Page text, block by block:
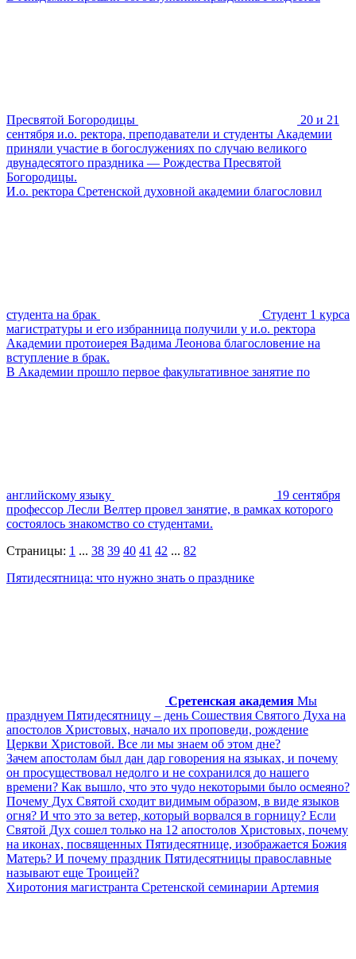
Пресвятой Богородицы
20 и 21
сентября и.о. ректора, преподаватели и студенты Академии
приняли участие в богослужениях по случаю великого
двунадесятого праздника — Рождества Пресвятой
Богородицы.
И.о. ректора Сретенской духовной академии благословил
студента на брак
Студент 1 курса
магистратуры и его избранница получили у и.о. ректора
Академии протоиерея Вадима Леонова благословение на
вступление в брак.
В Академии прошло первое факультативное занятие по
английскому языку
19 сентября
профессор Лесли Велтер провел занятие, в рамках которого
состоялось знакомство со студентами.
Страницы: 1 ... 38 39 40 41 42 ... 82
Пятидесятница: что нужно знать о празднике
Сретенская академия Мы
празднуем Пятидесятницу – день Сошествия Святого Духа на
апостолов Христовых, начало их проповеди, рождение
Церкви Христовой. Все ли мы знаем об этом дне?
Зачем апостолам был дан дар говорения на языках, и почему
он просуществовал недолго и не сохранился до нашего
времени? Как вышло, что это чудо некоторыми было осмеяно?
Почему Дух Святой сходит видимым образом, в виде языков
огня? И что это за ветер, который ворвался в горницу? Если
Святой Дух сошел только на 12 апостолов Христовых, почему
на иконах, посвященных Пятидесятнице, изображается Божия
Матерь? И почему праздник Пятидесятницы православные
называют еще Троицей?
Хиротония магистранта Сретенской семинарии Артемия